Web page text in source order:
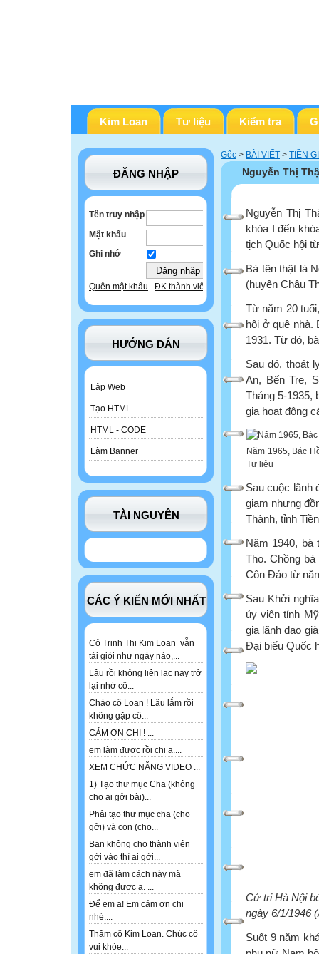
Kim Loan Tư liệu Kiểm tra
ĐĂNG NHẬP
Tên truy nhập
Mật khẩu
Ghi nhớ
Quên mật khẩu ĐK thành viên
HƯỚNG DẪN
Lập Web
Tạo HTML
HTML - CODE
Làm Banner
TÀI NGUYÊN
CÁC Ý KIẾN MỚI NHẤT
Cô Trịnh Thị Kim Loan vẫn
tài giỏi như ngày nào,...
Lâu rồi không liên lạc nay trở
lại nhờ cô...
Chào cô Loan ! Lâu lắm rồi
không gặp cô...
CÁM ƠN CHỊ ! ...
em làm được rồi chị ạ....
XEM CHỨC NĂNG VIDEO ...
1) Tạo thư mục Cha (không
cho ai gởi bài)...
Phải tạo thư mục cha (cho
gởi) và con (cho...
Bạn không cho thành viên
gởi vào thì ai gởi...
em đã làm cách này mà
không được ạ. ...
Để em ạ! Em cám ơn chị
nhé....
Thăm cô Kim Loan. Chúc cô
vui khỏe...
Gốc > BÀI VIẾT > TIỀN
Nguyễn Thị
Nguyễn Thị
khóa I đến
tịch Quốc hội
Bà tên thật là
(huyện Châu
Từ năm 20
hội ở quê nhà.
1931. Từ đó,
Sau đó, thoát
An, Bến Tre,
Tháng 5-1935,
gia hoạt động
Năm 1965, Bác
Tư liệu
Sau cuộc lãnh
giam nhưng
Thành, tỉnh
Năm 1940, bà
Tho. Chồng
Côn Đảo từ
Sau Khởi
ủy viên tỉnh
gia lãnh đạo
Đại biểu Quốc
Cử tri Hà Nội
ngày 6/1/1946
Suốt 9 năm